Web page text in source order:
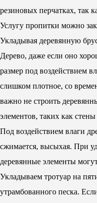
резиновых перчатках, так
Услугу пропитки можно
Укладывая деревянную
Дерево, даже если оно
размер под воздействием
слишком плотное, со
важно не строить
элементов, таких как
Под воздействием влаги
сжимается, высыхая. При
деревянные элементы
Укладываем тротуар на
утрамбованного песка.